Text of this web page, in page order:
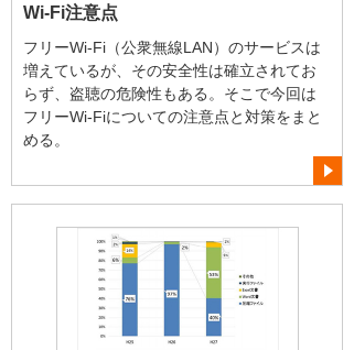
Wi-Fi注意点
フリーWi-Fi（公衆無線LAN）のサービスは
増えているが、その安全性は確立されてお
らず、盗聴の危険性もある。そこで今回は
フリーWi-Fiについての注意点と対策をまと
める。